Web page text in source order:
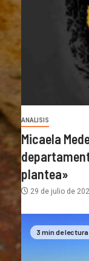
ANALISIS
Micaela
plantea»
29 de julio de
3 min de lectura